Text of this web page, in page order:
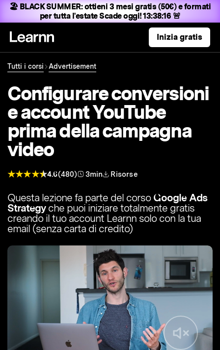
🏖️ BLACK SUMMER:ottieni 3 mesi gratis (50€) e formati
per tutta l'estateScade oggi! 13:38:15 🚨
Inizia gratis
Tutti i corsi Advertisement
Configurare conversioni
e account YouTube
prima della campagna
video
4.6(480) 3min Risorse
Questa lezione fa parte del corso Google Ads
Strategyche puoi iniziare totalmente gratis
creando il tuo account Learnn solo con la tua
email (senza carta di credito)